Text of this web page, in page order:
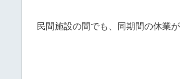
民間施設の間でも、同期間の休業